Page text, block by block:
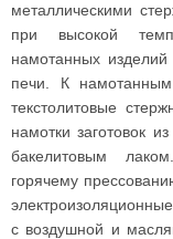
металлическими
при высокой
намотанных
печи. К
текстолитовые
намотки заготовок
бакелитовым
горячему
с воздушной и